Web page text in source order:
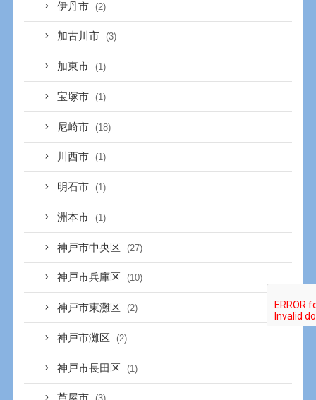
伊丹市 (2)
加古川市 (3)
加東市 (1)
宝塚市 (1)
尼崎市 (18)
川西市 (1)
明石市 (1)
洲本市 (1)
神戸市中央区 (27)
神戸市兵庫区 (10)
神戸市東灘区 (2)
神戸市灘区 (2)
神戸市長田区 (1)